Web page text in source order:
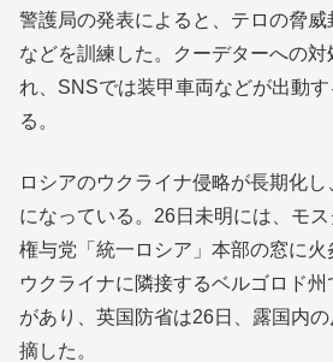
警護局の発表によると、テロの脅
などを訓練した。クーデターへの
れ、SNSでは装甲車両などが出動
る。
ロシアのウクライナ侵略が長期化
になっている。26日未明には、モ
権与党「統一ロシア」本部の窓に火
ウクライナに隣接するベルゴロド州
があり、英国防省は26日、露国内
摘した。